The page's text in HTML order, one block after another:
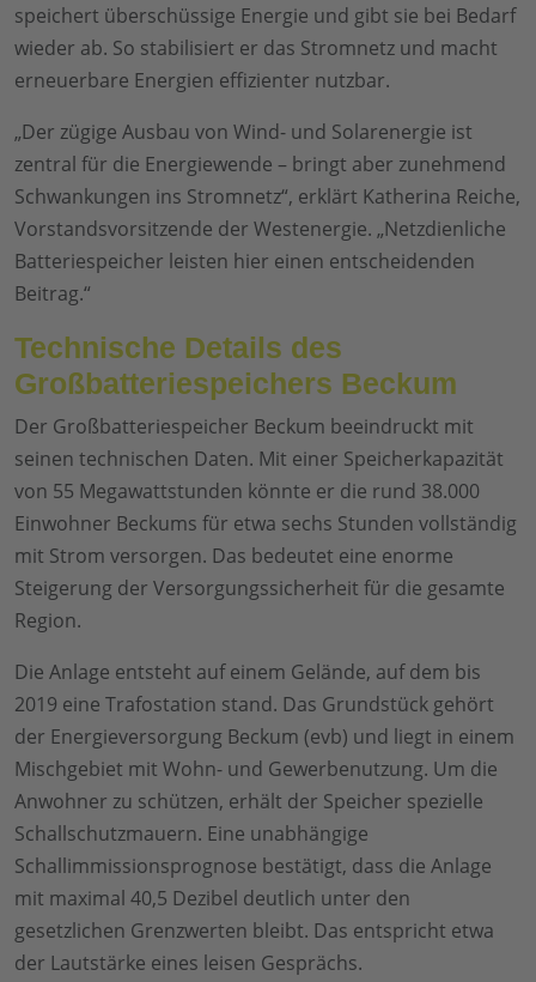
speichert überschüssige Energie und gibt sie bei Bedarf
wieder ab. So stabilisiert er das Stromnetz und macht
erneuerbare Energien effizienter nutzbar.
„Der zügige Ausbau von Wind- und Solarenergie ist
zentral für die Energiewende – bringt aber zunehmend
Schwankungen ins Stromnetz“, erklärt Katherina Reiche,
Vorstandsvorsitzende der Westenergie. „Netzdienliche
Batteriespeicher leisten hier einen entscheidenden
Beitrag.“
Technische Details des
Großbatteriespeichers Beckum
Der Großbatteriespeicher Beckum beeindruckt mit
seinen technischen Daten. Mit einer Speicherkapazität
von 55 Megawattstunden könnte er die rund 38.000
Einwohner Beckums für etwa sechs Stunden vollständig
mit Strom versorgen. Das bedeutet eine enorme
Steigerung der Versorgungssicherheit für die gesamte
Region.
Die Anlage entsteht auf einem Gelände, auf dem bis
2019 eine Trafostation stand. Das Grundstück gehört
der Energieversorgung Beckum (evb) und liegt in einem
Mischgebiet mit Wohn- und Gewerbenutzung. Um die
Anwohner zu schützen, erhält der Speicher spezielle
Schallschutzmauern. Eine unabhängige
Schallimmissionsprognose bestätigt, dass die Anlage
mit maximal 40,5 Dezibel deutlich unter den
gesetzlichen Grenzwerten bleibt. Das entspricht etwa
der Lautstärke eines leisen Gesprächs.